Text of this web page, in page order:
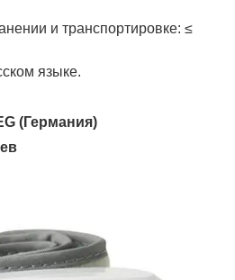
и транспортировке: ≤
языке.
(Германия)